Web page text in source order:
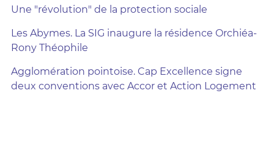
Une "révolution" de la protection sociale
Les Abymes. La SIG inaugure la résidence Orchiéa-
Rony Théophile
Agglomération pointoise. Cap Excellence signe
deux conventions avec Accor et Action Logement